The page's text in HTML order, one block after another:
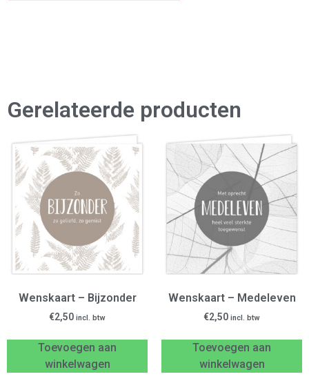
Gerelateerde producten
Wenskaart – Bijzonder
€2,50 incl. btw
Toevoegen aan
winkelwagen
Wenskaart – Medeleven
€2,50 incl. btw
Toevoegen aan
winkelwagen